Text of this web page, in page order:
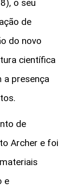
o seu
de
do novo
científica
a presença
de
Archer e foi
e